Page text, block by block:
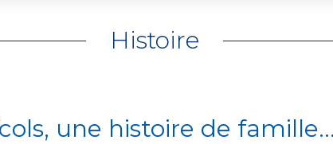
Histoire
une histoire de